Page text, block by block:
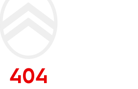
404